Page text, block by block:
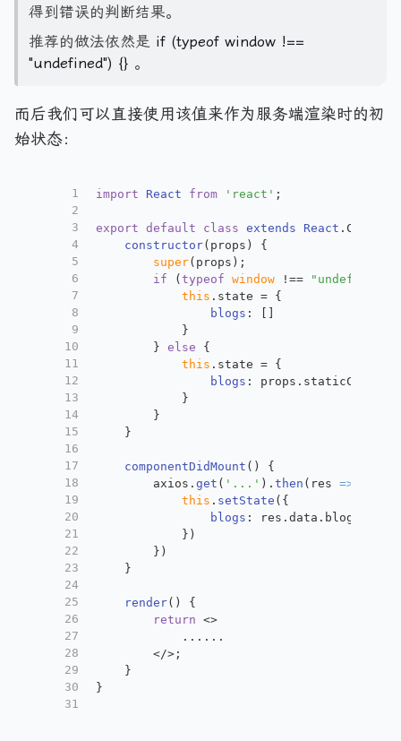
得到错误的判断结果。
推荐的做法依然是 if (typeof window !==
"undefined") {} 。
而后我们可以直接使用该值来作为服务端渲染时的初
始状态：
1
2
3
4
5
6
7
8
9
10
11
12
13
14
15
16
17
18
19
20
21
22
23
24
25
26
27
28
29
30
31
import React from 'react' ;
export default class extends React .
constructor( props ) {
super(props);
if (typeof window !== "undefined"
this . state = {
blogs : []
            }
        }
else {
this . state = {
blogs : props. staticContext
            }
        }
    }
componentDidMount ( ) {
        axios.
get ( '...' ).then ( res =>
this . setState ({
blogs : res.data . blogs
            })
        })
    }
render( ) {
return
<>
            ......
</> ;
    }
}